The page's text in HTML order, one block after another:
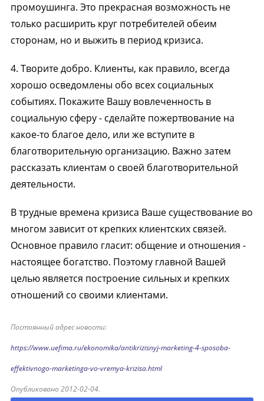
промоушинга. Это прекрасная возможность не
только расширить круг потребителей обеим
сторонам, но и выжить в период кризиса.
4. Творите добро. Клиенты, как правило, всегда
хорошо осведомлены обо всех социальных
событиях. Покажите Вашу вовлеченность в
социальную сферу - сделайте пожертвование на
какое-то благое дело, или же вступите в
благотворительную организацию. Важно затем
рассказать клиентам о своей благотворительной
деятельности.
В трудные времена кризиса Ваше существование во
многом зависит от крепких клиентских связей.
Основное правило гласит: общение и отношения -
настоящее богатство. Поэтому главной Вашей
целью является построение сильных и крепких
отношений со своими клиентами.
Постоянный адрес новости:
https://www.uefima.ru/ekonomika/antikrizisnyj-marketing-4-sposoba-
effektivnogo-marketinga-vo-vremya-krizisa.html
Опубликовано 2012-02-04.